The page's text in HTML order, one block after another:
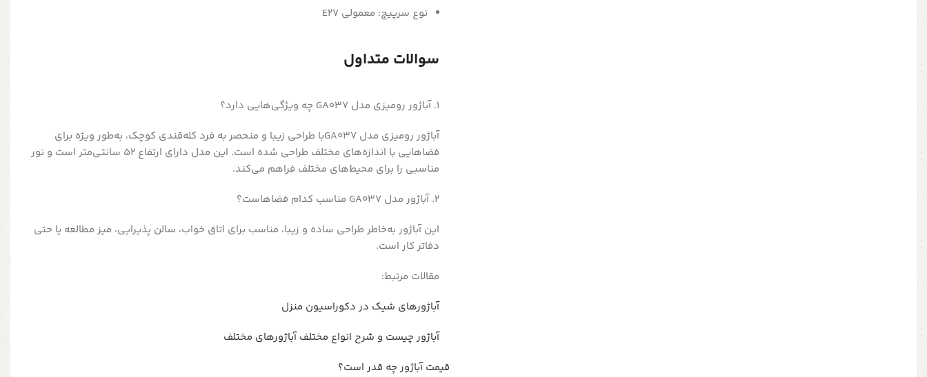
نوع سرپیچ: معمولی E27
سوالات متداول
1. آباژور رومیزی مدل GA037 چه ویژگی‌هایی دارد؟
آباژور رومیزی مدل GA037با طراحی زیبا و منحصر به فرد کله‌قندی کوچک، به‌طور ویژه برای
فضاهایی با اندازه‌های مختلف طراحی شده است. این مدل دارای ارتفاع 52 سانتی‌متر است و نور
مناسبی را برای محیط‌های مختلف فراهم می‌کند.
2. آباژور مدل GA037 مناسب کدام فضاهاست؟
این آباژور به‌خاطر طراحی ساده و زیبا، مناسب برای اتاق خواب، سالن پذیرایی، میز مطالعه یا حتی
دفاتر کار است.
مقالات مرتبط:
آباژورهای شیک در دکوراسیون منزل
آباژور چیست و شرح انواع مختلف آباژورهای مختلف
قیمت آباژور چه قدر است؟